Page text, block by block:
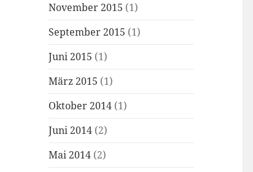
November 2015 (1)
September 2015 (1)
Juni 2015 (1)
März 2015 (1)
Oktober 2014 (1)
Juni 2014 (2)
Mai 2014 (2)